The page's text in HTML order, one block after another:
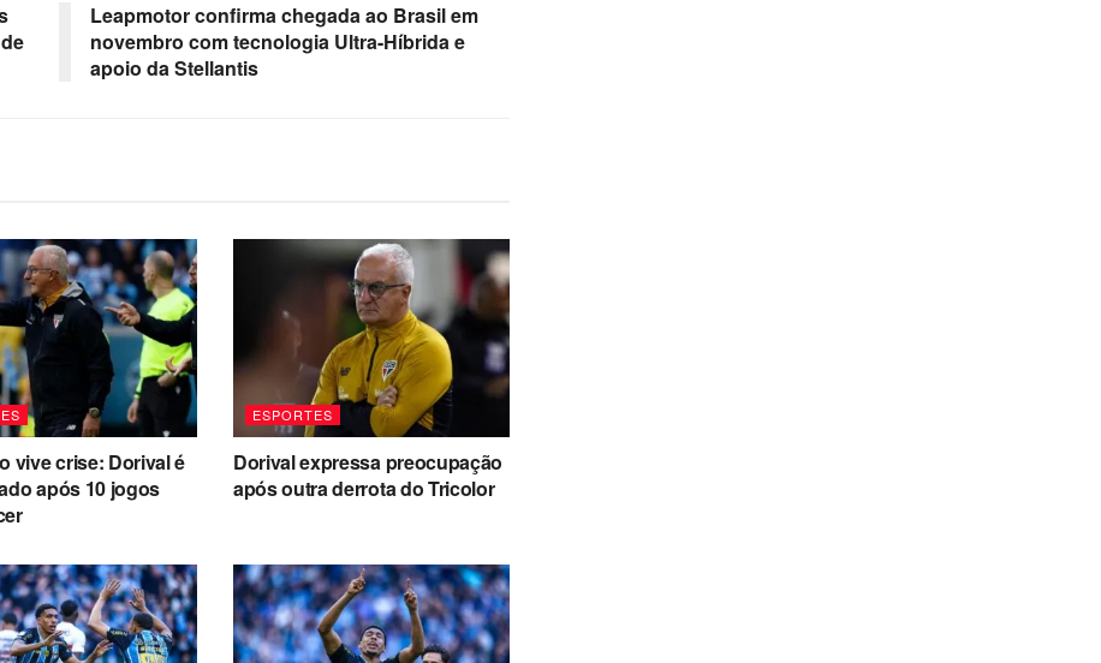
Leapmotor confirma chegada ao Brasil em
novembro com tecnologia Ultra-Híbrida e
apoio da Stellantis
vive crise: Dorival é
após 10 jogos
ESPORTES
Dorival expressa preocupação
após outra derrota do Tricolor